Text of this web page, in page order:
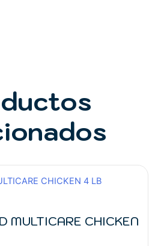
MULTICARE CHICKEN